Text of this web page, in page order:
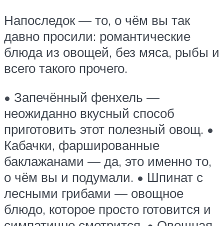
Напоследок — то, о чём вы так
давно просили: романтические
блюда из овощей, без мяса, рыбы и
всего такого прочего.
• Запечённый фенхель —
неожиданно вкусный способ
приготовить этот полезный овощ. •
Кабачки, фаршированные
баклажанами — да, это именно то,
о чём вы и подумали. • Шпинат с
лесными грибами — овощное
блюдо, которое просто готовится и